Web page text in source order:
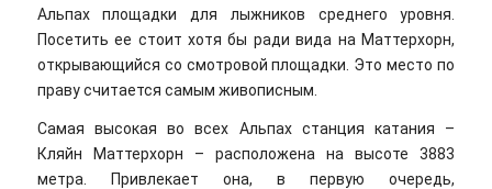
Альпах площадки для лыжников среднего уровня.
Посетить ее стоит хотя бы ради вида на Маттерхорн,
открывающийся со смотровой площадки. Это место по
праву считается самым живописным.
Самая высокая во всех Альпах станция катания –
Кляйн Маттерхорн – расположена на высоте 3883
метра. Привлекает она, в первую очередь,